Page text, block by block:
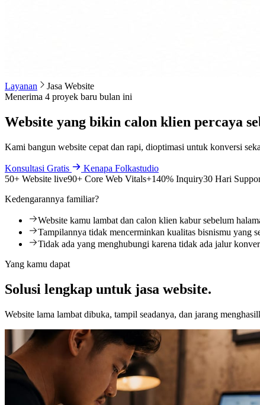
Layanan
Jasa Website
Menerima 4 proyek baru bulan ini
Website yang bikin calon klien percaya
Kami bangun website cepat dan rapi, dioptimasi untuk konversi
Konsultasi Gratis
Kenapa Folkastudio
50+ Website live90+ Core Web Vitals+140% Inquiry30 Hari
Kedengarannya familiar?
Website kamu lambat dan calon klien kabur sebelum
Tampilannya tidak mencerminkan kualitas bisnismu yang
Tidak ada yang menghubungi karena tidak ada jalur
Yang kamu dapat
Solusi lengkap untuk jasa website.
Website lama lambat dibuka, tampil seadanya, dan jarang